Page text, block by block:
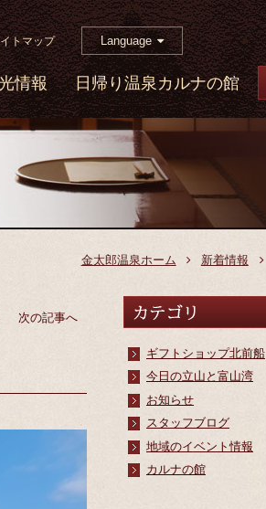
トマップ Language
情報 日帰り温泉カルナの館
金太郎温泉ホーム 新着情報
次の記事へ
ギフトショップ北前船
今日の立山と富山湾
お知らせ
スタッフブログ
地域のイベント情報
カルナの館